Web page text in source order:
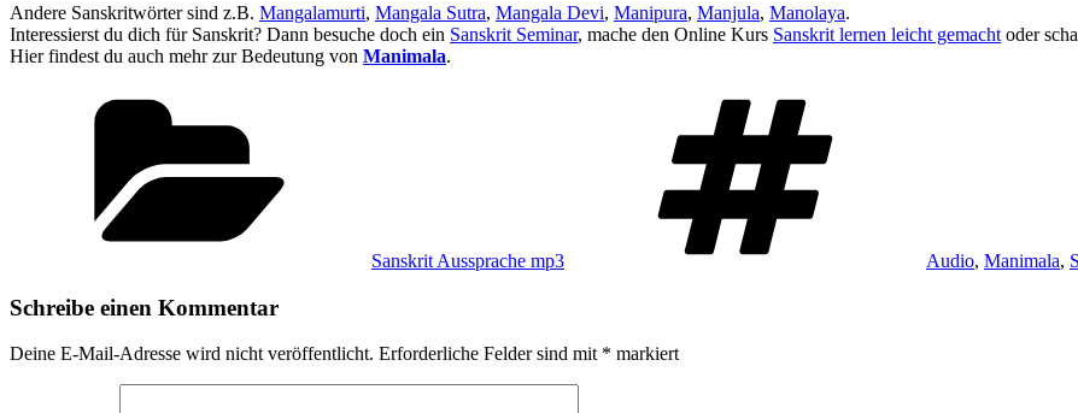
Andere Sanskritwörter sind z.B. Mangalamurti, Mangala Sutra, Mangala Devi, Manipura, Manjula, Manolaya.
Interessierst du dich für Sanskrit? Dann besuche doch ein Sanskrit Seminar, mache den Online Kurs Sanskrit lernen leicht gemacht oder
Hier findest du auch mehr zur Bedeutung von Manimala.
Sanskrit Aussprache mp3 Audio, Manimala,
Schreibe einen Kommentar
Deine E-Mail-Adresse wird nicht veröffentlicht. Erforderliche Felder sind mit * markiert